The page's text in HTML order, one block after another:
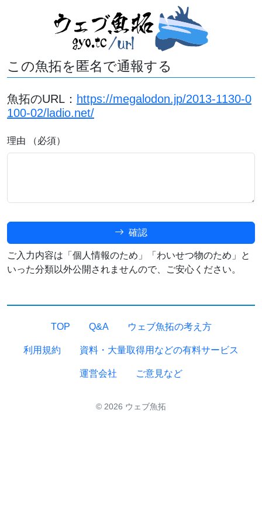
この魚拓を匿名で通報する
魚拓のURL： https://megalodon.jp/2013-1130-0
100-02/ladio.net/
理由 （必須）
確認
ご入力内容は「個人情報のため」「わいせつ物のため」と
いった分類以外公開されませんので、ご安心ください。
TOP Q&A ウェブ魚拓の考え方
利用規約 資料・大量取得用などの有料サービス
運営会社 ご意見など
© 2026 ウェブ魚拓